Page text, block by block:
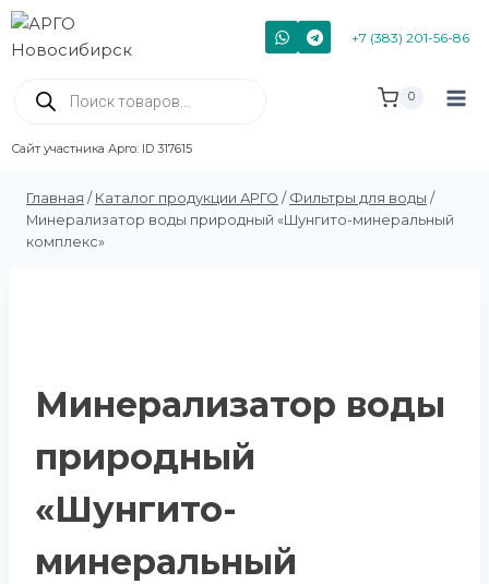
+7 (383) 201-56-86
Сайт участника Арго: ID 317615
0
Главная / Каталог продукции АРГО / Фильтры для воды /
Минерализатор воды природный «Шунгито-минеральный
комплекс»
Минерализатор воды
природный
«Шунгито-
минеральный